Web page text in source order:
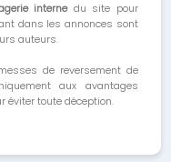
internedu site pour
dans les annonces sont
auteurs.
de reversement de
aux avantages
éviter toute déception.